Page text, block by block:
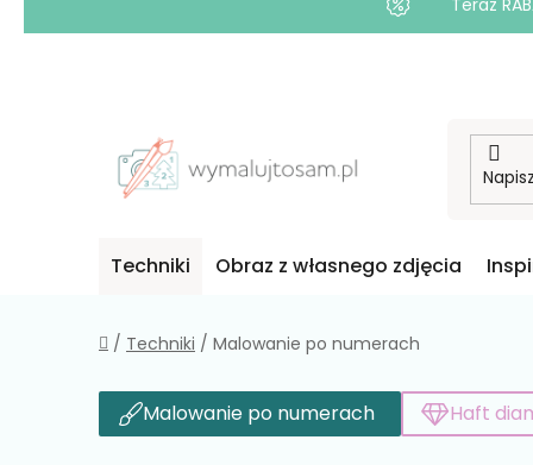
Teraz
Techniki Obraz z własnego zdjęcia
Home
/ Techniki / Malowanie po numerach
Malowanie po numerach Haft